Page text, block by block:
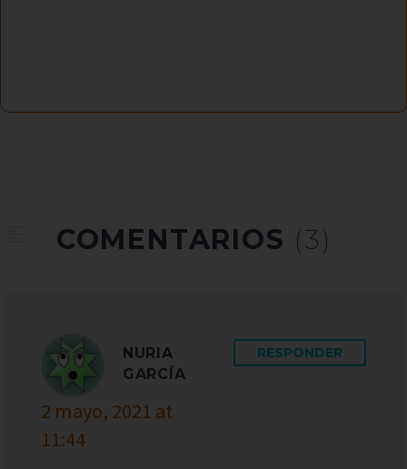
COMENTARIOS (3)
NURIA
GARCÍA
2 mayo, 2021 at
11:44
RESPONDER